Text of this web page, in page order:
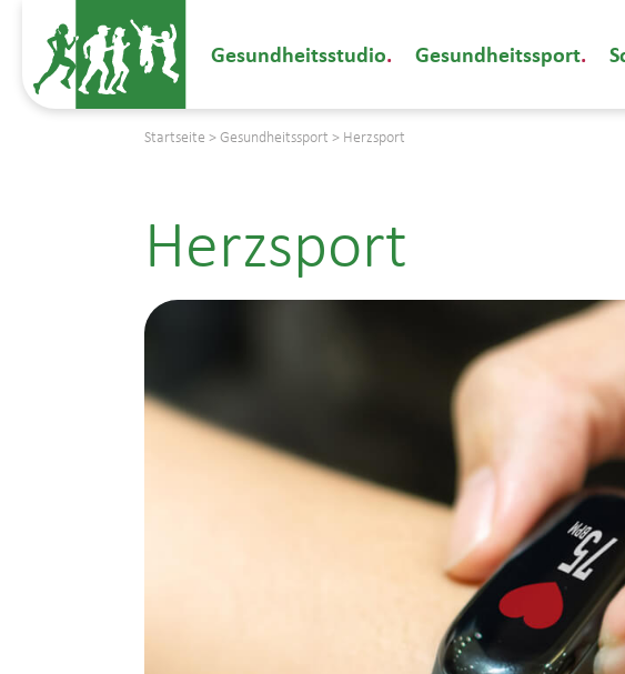
Gesundheitsstudio Gesundheitssport
Startseite > Gesundheitssport > Herzsport
Herzsport